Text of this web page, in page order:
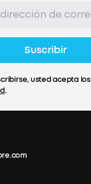
Suscribir
usted acepta los
.